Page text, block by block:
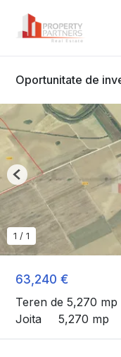
Oportunitate de
63,240 €
Teren de 5,270
Joita
5,270 mp
1 / 1
Previous